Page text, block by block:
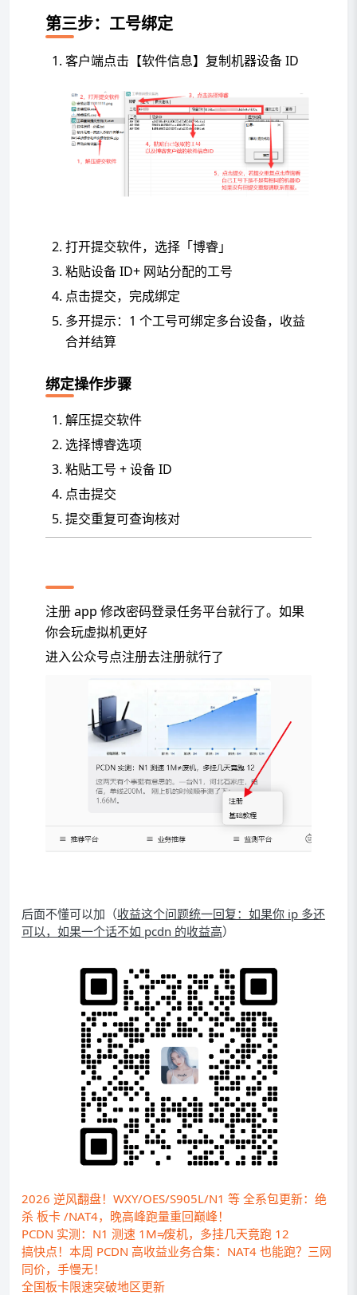
第三步：工号绑定
客户端点击【软件信息】复制机器设备 ID
打开提交软件，选择「博睿」
粘贴设备 ID+ 网站分配的工号
点击提交，完成绑定
多开提示：1 个工号可绑定多台设备，收益
合并结算
绑定操作步骤
解压提交软件
选择博睿选项
粘贴工号 + 设备 ID
点击提交
提交重复可查询核对
注册 app 修改密码登录任务平台就行了。如果
你会玩虚拟机更好
进入公众号点注册去注册就行了
后面不懂可以加（收益这个问题统一回复：如果你 ip 多还
可以，如果一个话不如 pcdn 的收益高）
2026 逆风翻盘！WXY/OES/S905L/N1 等 全系包更新：绝
杀 板卡 /NAT4，晚高峰跑量重回巅峰！
PCDN 实测：N1 测速 1M≠废机，多挂几天竟跑 12
搞快点！本周 PCDN 高收益业务合集：NAT4 也能跑？三网
同价，手慢无！
全国板卡限速突破地区更新